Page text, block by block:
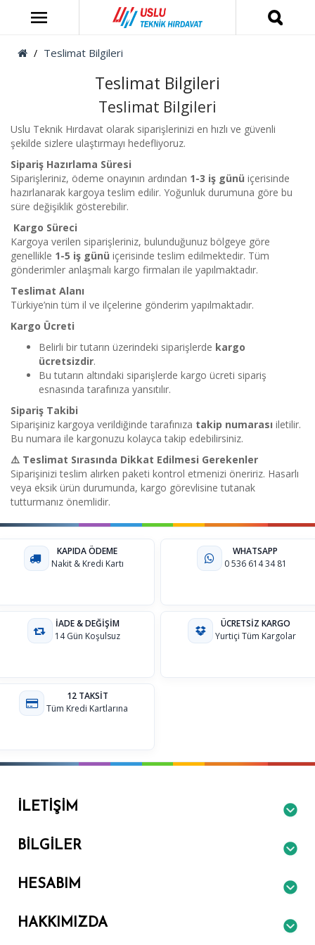
Teslimat Bilgileri
Teslimat Bilgileri
Teslimat Bilgileri
Uslu Teknik Hırdavat olarak siparişlerinizi en hızlı ve güvenli
şekilde sizlere ulaştırmayı hedefliyoruz.
Sipariş Hazırlama Süresi
Siparişleriniz, ödeme onayının ardından 1-3 iş günü içerisinde
hazırlanarak kargoya teslim edilir. Yoğunluk durumuna göre bu
süre değişiklik gösterebilir.
Kargo Süreci
Kargoya verilen siparişleriniz, bulunduğunuz bölgeye göre
genellikle 1-5 iş günü içerisinde teslim edilmektedir. Tüm
gönderimler anlaşmalı kargo firmaları ile yapılmaktadır.
Teslimat Alanı
Türkiye’nin tüm il ve ilçelerine gönderim yapılmaktadır.
Kargo Ücreti
Belirli bir tutarın üzerindeki siparişlerde kargo
ücretsizdir.
Bu tutarın altındaki siparişlerde kargo ücreti sipariş
esnasında tarafınıza yansıtılır.
Sipariş Takibi
Siparişiniz kargoya verildiğinde tarafınıza takip numarası iletilir.
Bu numara ile kargonuzu kolayca takip edebilirsiniz.
⚠️ Teslimat Sırasında Dikkat Edilmesi Gerekenler
Siparişinizi teslim alırken paketi kontrol etmenizi öneririz. Hasarlı
veya eksik ürün durumunda, kargo görevlisine tutanak
tutturmanız önemlidir.
KAPIDA ÖDEME
Nakit & Kredi Kartı
WHATSAPP
0 536 614 34 81
İADE & DEĞİŞİM
14 Gün Koşulsuz
ÜCRETSİZ KARGO
Yurtiçi Tüm Kargolar
12 TAKSİT
Tüm Kredi Kartlarına
İLETIŞIM
BILGILER
HESABIM
HAKKIMIZDA